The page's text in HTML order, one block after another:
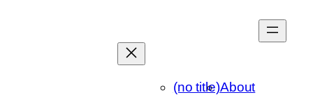
(no title)About